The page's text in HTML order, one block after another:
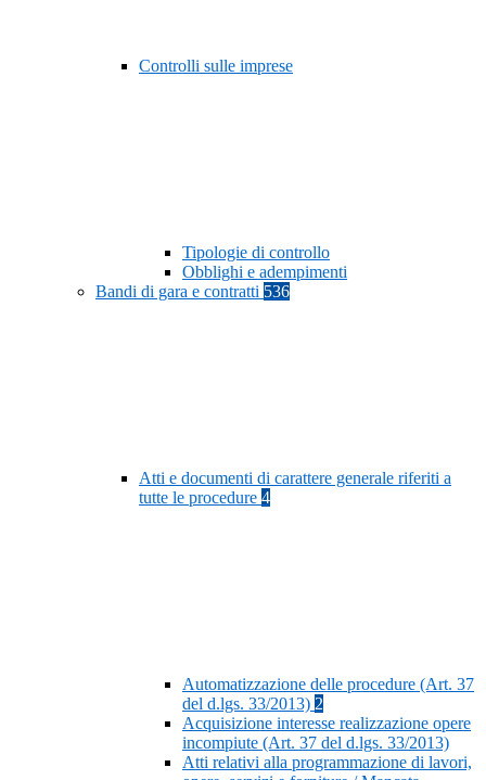
Controlli sulle imprese
Tipologie di controllo
Obblighi e adempimenti
Bandi di gara e contratti 536
Atti e documenti di carattere generale riferiti a
tutte le procedure 4
Automatizzazione delle procedure (Art. 37
del d.lgs. 33/2013) 2
Acquisizione interesse realizzazione opere
incompiute (Art. 37 del d.lgs. 33/2013)
Atti relativi alla programmazione di lavori,